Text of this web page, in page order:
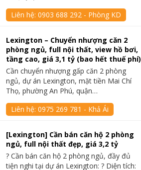
Liên hệ:0903 688 292 - Phòng KD
Lexington – Chuyển nhượng căn 2
phòng ngủ, full nội thất, view hồ bơi,
tầng cao, giá 3,1 tỷ (bao hết thuế phí)
Cần chuyển nhượng gấp căn 2 phòng
ngủ, dự án Lexington, mặt tiền Mai Chí
Thọ, phường An Phú, quận…
Liên hệ:0975 269 781 - Khả Ái
[Lexington] Cần bán căn hộ 2 phòng
ngủ, full nội thất đẹp, giá 3,2 tỷ
? Cần bán căn hộ 2 phòng ngủ, đầy đủ
tiện nghi tại dự án Lexington: ? Diện tích: